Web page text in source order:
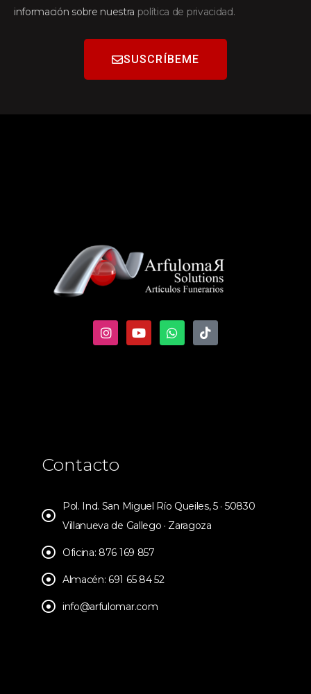
información sobre nuestra política de privacidad.
SUSCRÍBEME
Contacto
Pol. Ind. San Miguel Río Queiles, 5 · 50830
Villanueva de Gallego · Zaragoza
Oficina: 876 169 857
Almacén: 691 65 84 52
info@arfulomar.com